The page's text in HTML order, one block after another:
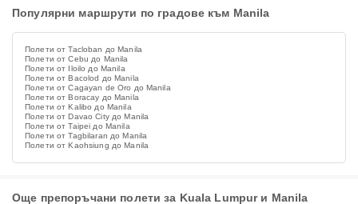
Популярни маршрути по градове към Manila
Полети от Tacloban до Manila
Полети от Cebu до Manila
Полети от Iloilo до Manila
Полети от Bacolod до Manila
Полети от Cagayan de Oro до Manila
Полети от Boracay до Manila
Полети от Kalibo до Manila
Полети от Davao City до Manila
Полети от Taipei до Manila
Полети от Tagbilaran до Manila
Полети от Kaohsiung до Manila
Още препоръчани полети за Kuala Lumpur и Manila